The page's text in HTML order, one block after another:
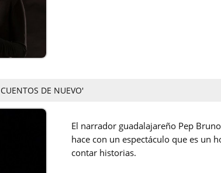
DE NUEVO'
El narrador guadalajareño Pep
hace con un espectáculo que es un
contar historias.